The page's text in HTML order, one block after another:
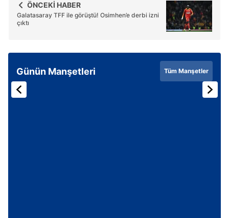
ÖNCEKİ HABER
Galatasaray TFF ile görüştü! Osimhen’e derbi izni
çıktı
Günün Manşetleri Tüm Manşetler